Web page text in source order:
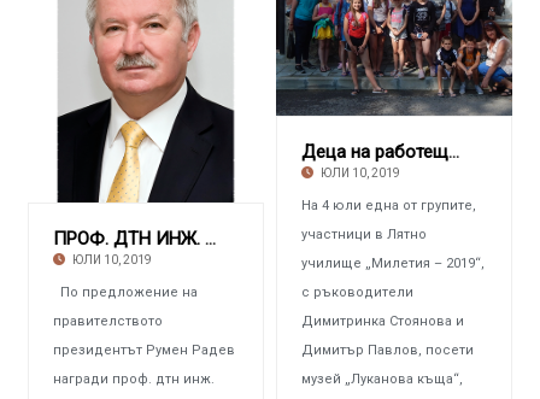
Деца на работещи в „Аурубис България“ писаха
ЮЛИ 10, 2019
На 4 юли една от групите,
участници в Лятно
училище „Милетия – 2019“,
с ръководители
Димитринка Стоянова и
Димитър Павлов, посети
музей „Луканова къща“,
ПРОФ. ДТН ИНЖ. ЦОЛО ВУТОВ Удостоен с най-вис
ЮЛИ 10, 2019
По предложение на
правителството
президентът Румен Радев
награди проф. дтн инж.